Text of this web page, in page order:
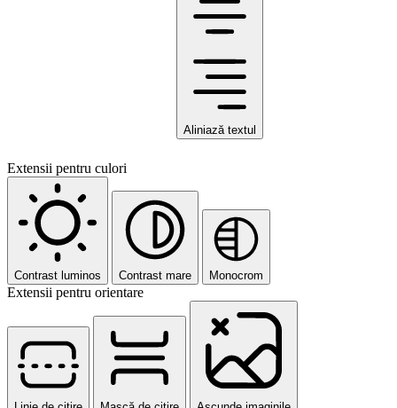
Aliniază textul
Extensii pentru culori
Contrast luminos Contrast mare Monocrom
Extensii pentru orientare